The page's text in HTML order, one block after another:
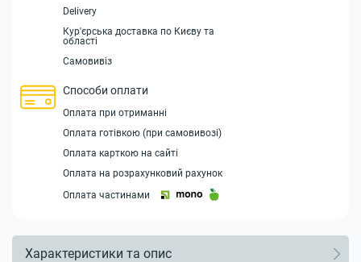
Delivery
Кур'єрська доставка по Києву та
області
Самовивіз
Способи оплати
Оплата при отриманні
Оплата готівкою (при самовивозі)
Оплата карткою на сайті
Оплата на розрахунковий рахунок
Оплата частинами
Характеристики та опис